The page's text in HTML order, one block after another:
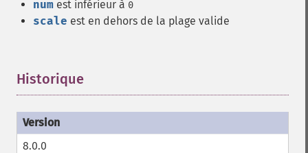
num est inférieur à 0
scale est en dehors de la plage valide
Historique
8.0.0